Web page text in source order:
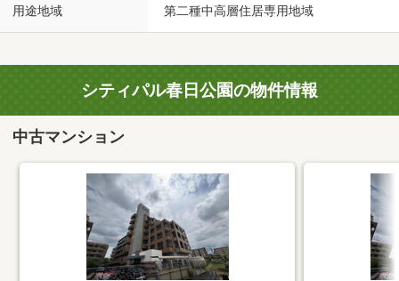
用途地域 第二種中高層住居専用地域
シティパル春日公園の物件情報
中古マンション